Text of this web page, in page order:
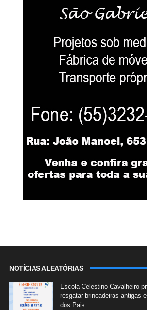
NOTÍCIAS ALEATÓRIAS
Escola Celestino Cavalheiro
resgatar brincadeiras antigas
dos Pais